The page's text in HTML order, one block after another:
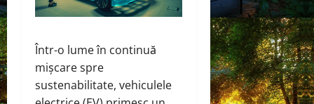
Într-o lume în continuă
mișcare spre
sustenabilitate, vehiculele